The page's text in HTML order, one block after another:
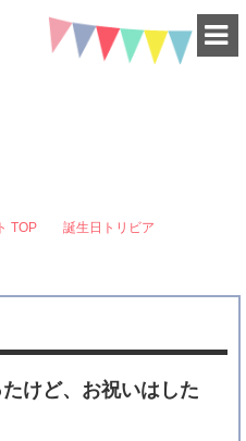
TOP 誕生日トリビア
けど、お祝いはした